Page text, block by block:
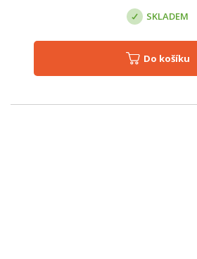
SKLADEM
Do košíku